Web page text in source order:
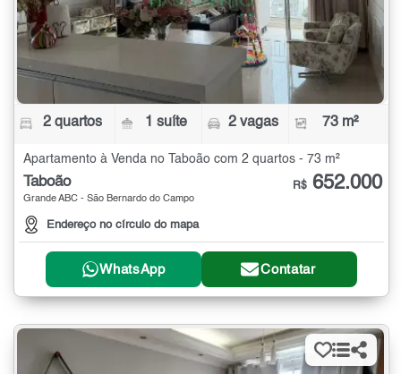
2 quartos 1 suíte 2 vagas 73 m²
Apartamento à Venda no Taboão com 2 quartos - 73 m²
Taboão
Grande ABC - São Bernardo do Campo
Endereço no círculo do mapa
R$ 652.000
WhatsApp Contatar